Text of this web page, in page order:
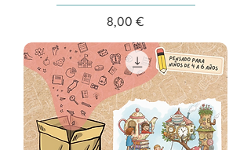
Precio
8,00 €